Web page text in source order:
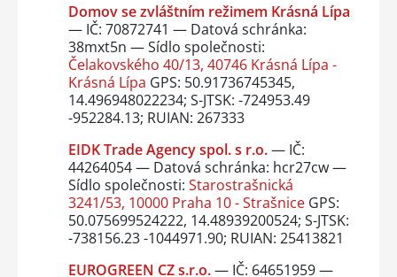
Domov se zvláštním režimem Krásná Lípa
— IČ: 70872741 — Datová schránka:
38mxt5n — Sídlo společnosti:
Čelakovského 40/13, 40746 Krásná Lípa -
Krásná Lípa GPS: 50.91736745345,
14.496948022234; S-JTSK: -724953.49
-952284.13; RUIAN: 267333
EIDK Trade Agency spol. s r.o.— IČ:
44264054 — Datová schránka: hcr27cw —
Sídlo společnosti: Starostrašnická
3241/53, 10000 Praha 10 - StrašniceGPS:
50.075699524222, 14.48939200524; S-JTSK:
-738156.23 -1044971.90; RUIAN: 25413821
EUROGREEN CZ s.r.o.— IČ: 64651959 —